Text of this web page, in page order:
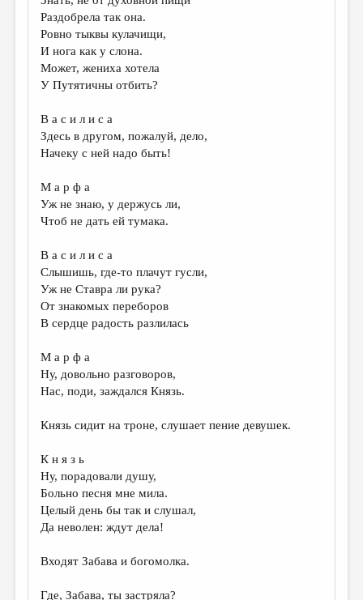
Раздобрела так она.
Ровно тыквы кулачищи,
И нога как у слона.
Может, жениха хотела
У Путятичны отбить?
В а с и л и с а
Здесь в другом, пожалуй, дело,
Начеку с ней надо быть!
М а р ф а
Уж не знаю, у держусь ли,
Чтоб не дать ей тумака.
В а с и л и с а
Слышишь, где-то плачут гусли,
Уж не Ставра ли рука?
От знакомых переборов
В сердце радость разлилась
М а р ф а
Ну, довольно разговоров,
Нас, поди, заждался Князь.
Князь сидит на троне, слушает пение девушек.
К н я з ь
Ну, порадовали душу,
Больно песня мне мила.
Целый день бы так и слушал,
Да неволен: ждут дела!
Входят Забава и богомолка.
Где, Забава, ты застряла?